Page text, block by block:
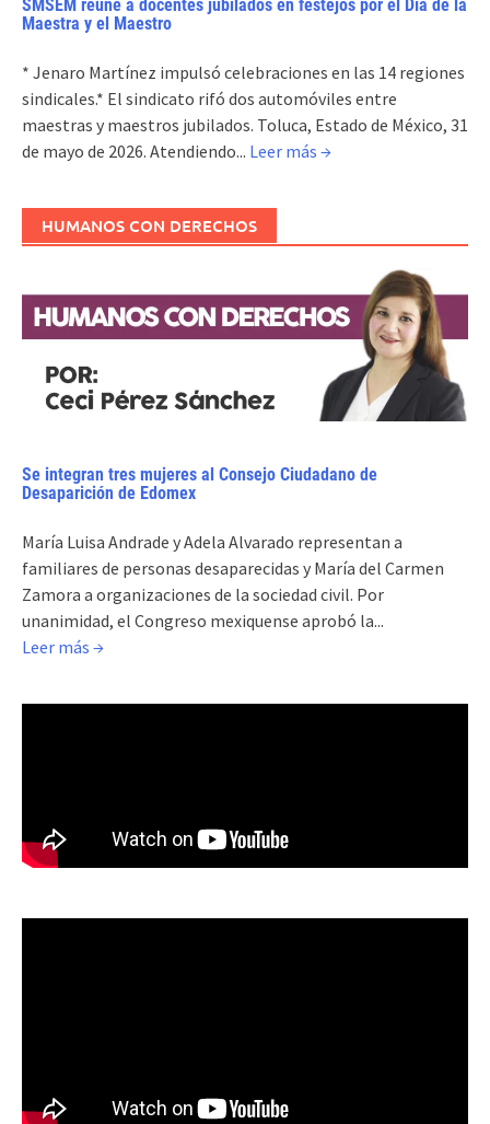
SMSEM reúne a docentes jubilados en festejos por el Día de la
Maestra y el Maestro
* Jenaro Martínez impulsó celebraciones en las 14 regiones
sindicales.* El sindicato rifó dos automóviles entre
maestras y maestros jubilados. Toluca, Estado de México, 31
de mayo de 2026. Atendiendo... Leer más →
HUMANOS CON DERECHOS
Se integran tres mujeres al Consejo Ciudadano de
Desaparición de Edomex
María Luisa Andrade y Adela Alvarado representan a
familiares de personas desaparecidas y María del Carmen
Zamora a organizaciones de la sociedad civil. Por
unanimidad, el Congreso mexiquense aprobó la...
Leer más →